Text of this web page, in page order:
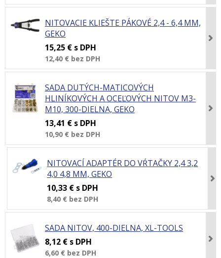
NITOVACIE KLIEŠTE PÁKOVÉ 2,4 - 6,4 MM,
GEKO
15,25 € s DPH
12,40 € bez DPH
SADA DUTÝCH-MATICOVÝCH
HLINÍKOVÝCH A OCEĽOVÝCH NITOV M3-
M10, 300-DIELNA, GEKO
13,41 € s DPH
10,90 € bez DPH
NITOVACÍ ADAPTÉR DO VŔTAČKY 2,4 3,2
4,0 4,8 MM, GEKO
10,33 € s DPH
8,40 € bez DPH
SADA NITOV, 400-DIELNA, XL-TOOLS
8,12 € s DPH
6,60 € bez DPH